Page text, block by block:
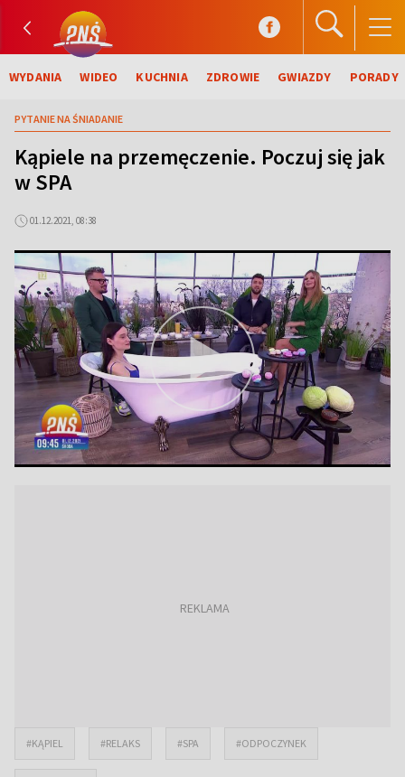
WYDANIA WIDEO KUCHNIA ZDROWIE GWIAZDY PORADY
PYTANIE NA ŚNIADANIE
Kąpiele na przemęczenie. Poczuj się jak
w SPA
01.12.2021, 08:38
#KĄPIEL #RELAKS #SPA #ODPOCZYNEK